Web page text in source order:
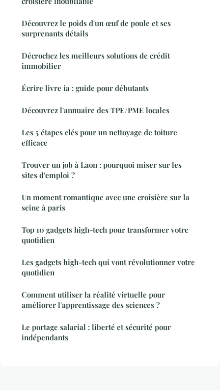
Découvrez le poids d'un œuf de poule et ses
surprenants détails
Décrochez les meilleurs solutions de crédit
immobilier
Écrire livre ia : guide pour débutants
Découvrez l'annuaire des TPE/PME locales
Les 5 étapes clés pour un nettoyage de toiture
efficace
Trouver un job à Laon : pourquoi miser sur les
sites d'emploi ?
Un moment romantique avec une croisière sur la
seine à paris
Top 10 gadgets high-tech pour transformer votre
quotidien
Les gadgets high-tech qui vont révolutionner votre
quotidien
Comment utiliser la réalité virtuelle pour
améliorer l'apprentissage des sciences ?
Le portage salarial : liberté et sécurité pour
indépendants